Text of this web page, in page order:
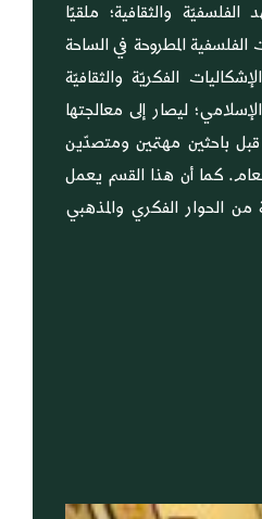
والثقافية؛ ملقيًا
الفلسفية المطروحة في الساحة
الفكريّة والثقافيّة
ليصار إلى معالجتها
باحثين مهتمين ومتصدّين
كما أن هذا القسم يعمل
من الحوار الفكري والمذهبي